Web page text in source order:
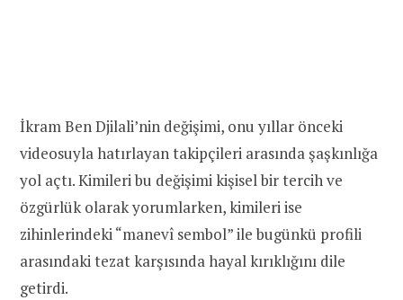
İkram Ben Djilali’nin değişimi, onu yıllar önceki
videosuyla hatırlayan takipçileri arasında şaşkınlığa
yol açtı. Kimileri bu değişimi kişisel bir tercih ve
özgürlük olarak yorumlarken, kimileri ise
zihinlerindeki “manevî sembol” ile bugünkü profili
arasındaki tezat karşısında hayal kırıklığını dile
getirdi.